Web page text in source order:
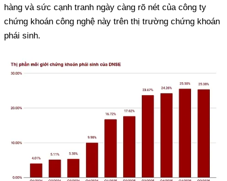
hàng và sức cạnh tranh ngày càng rõ nét của công ty
chứng khoán công nghệ này trên thị trường chứng khoán
phái sinh.